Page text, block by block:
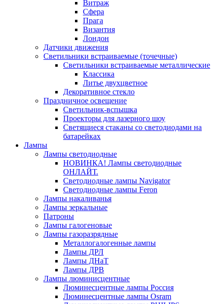
Витраж
Сфера
Прага
Византия
Лондон
Датчики движения
Светильники встраиваемые (точечные)
Светильники встраиваемые металлические
Классика
Литье двухцветное
Декоративное стекло
Праздничное освещение
Светильник-вспышка
Проекторы для лазерного шоу
Светящиеся стаканы со светодиодами на
батарейках
Лампы
Лампы светодиодные
НОВИНКА! Лампы светодиодные
ОНЛАЙТ.
Светодиодные лампы Navigator
Светодиодные лампы Feron
Лампы накаливанья
Лампы зеркальные
Патроны
Лампы галогеновые
Лампы газоразрядные
Металлогалогенные лампы
Лампы ДРЛ
Лампы ДНаТ
Лампы ДРВ
Лампы люминисцентные
Люминесцентные лампы Россия
Люминесцентные лампы Osram